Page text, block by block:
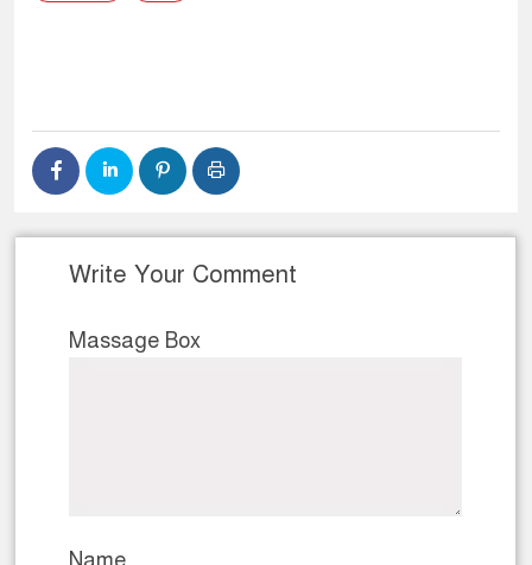
Write Your Comment
Massage Box